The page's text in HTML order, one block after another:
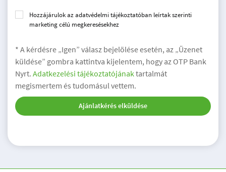
Hozzájárulok az adatvédelmi tájékoztatóban leírtak szerinti
marketing célú megkeresésekhez
* A kérdésre „Igen” válasz bejelölése esetén, az „Üzenet
küldése” gombra kattintva kijelentem, hogy az OTP Bank
Nyrt. Adatkezelési tájékoztatójánaktartalmát
megismertem és tudomásul vettem.
Ajánlatkérés elküldése